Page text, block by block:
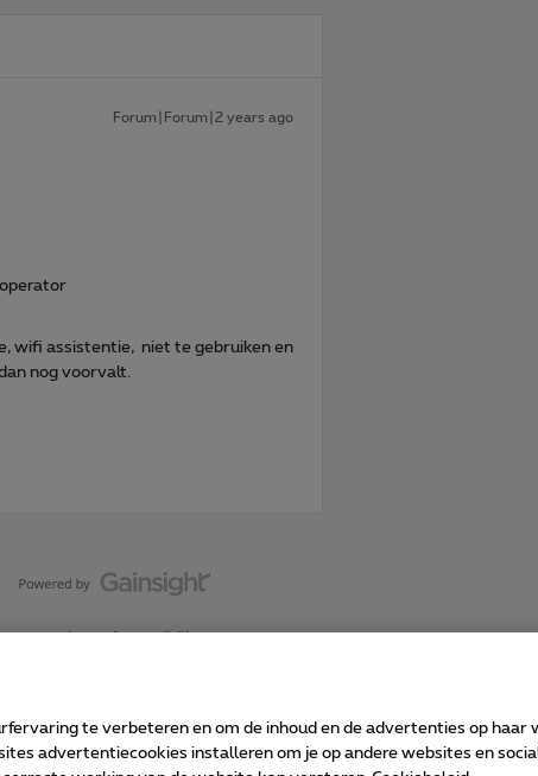
Forum|Forum|2 years ago
wifi assistentie, niet te gebruiken en
nog voorvalt.
Accessibility statement
te verbeteren en om de inhoud en de advertenties op
advertentiecookies installeren om je op andere websites en